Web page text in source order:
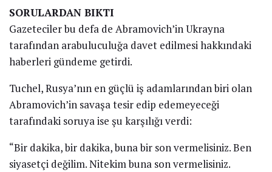
SORULARDAN BIKTI
Gazeteciler bu defa de Abramovich’in Ukrayna
tarafından arabuluculuğa davet edilmesi hakkındaki
haberleri gündeme getirdi.
Tuchel, Rusya’nın en güçlü iş adamlarından biri olan
Abramovich’in savaşa tesir edip edemeyeceği
tarafındaki soruya ise şu karşılığı verdi:
“Bir dakika, bir dakika, buna bir son vermelisiniz. Ben
siyasetçi değilim. Nitekim buna son vermelisiniz.